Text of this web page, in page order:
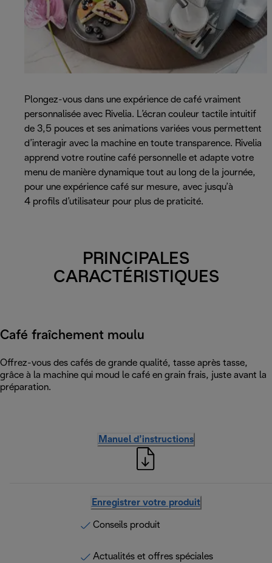
Plongez-vous dans une expérience de café vraiment
personnalisée avec Rivelia. L’écran couleur tactile intuitif
de 3,5 pouces et ses animations variées vous permettent
d’interagir avec la machine en toute transparence. Rivelia
apprend votre routine café personnelle et adapte votre
menu de manière dynamique tout au long de la journée,
pour une expérience café sur mesure, avec jusqu’à
4 profils d’utilisateur pour plus de praticité.
PRINCIPALES
CARACTÉRISTIQUES
Café fraîchement moulu
Offrez-vous des cafés de grande qualité, tasse après tasse,
grâce à la machine qui moud le café en grain frais, juste avant la
préparation.
Manuel d’instructions
Enregistrer votre produit
Conseils produit
Actualités et offres spéciales